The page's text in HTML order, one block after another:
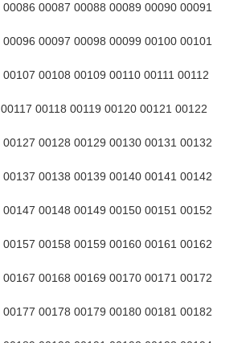
00087 00088 00089 00090 00091
00097 00098 00099 00100 00101
00108 00109 00110 00111 00112
00118 00119 00120 00121 00122
00128 00129 00130 00131 00132
00138 00139 00140 00141 00142
00148 00149 00150 00151 00152
00158 00159 00160 00161 00162
00168 00169 00170 00171 00172
00178 00179 00180 00181 00182